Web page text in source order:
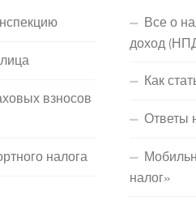
взносов
налога
Все о
доход
Как
Ответы
налог»